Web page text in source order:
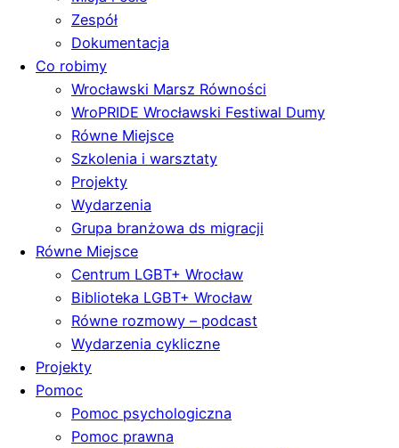
Zespół
Dokumentacja
Co robimy
Wrocławski Marsz Równości
WroPRIDE Wrocławski Festiwal Dumy
Równe Miejsce
Szkolenia i warsztaty
Projekty
Wydarzenia
Grupa branżowa ds migracji
Równe Miejsce
Centrum LGBT+ Wrocław
Biblioteka LGBT+ Wrocław
Równe rozmowy – podcast
Wydarzenia cykliczne
Projekty
Pomoc
Pomoc psychologiczna
Pomoc prawna